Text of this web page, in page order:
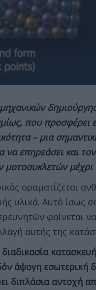
που προσφέρει
– μια
να επηρεάσει και
μοτοσυκλετών μέχρι
οραματίζεται
υλικά. Αυτό ίσως
φαίνεται
αυτής της
άψογη
διπλάσια αντοχή